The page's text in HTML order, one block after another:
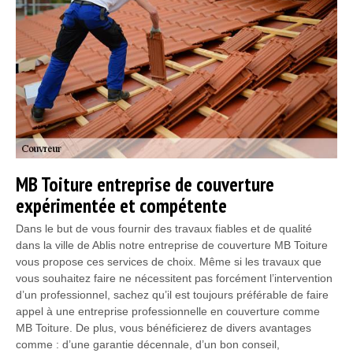
MB Toiture entreprise de couverture
expérimentée et compétente
Dans le but de vous fournir des travaux fiables et de qualité
dans la ville de Ablis notre entreprise de couverture MB Toiture
vous propose ces services de choix. Même si les travaux que
vous souhaitez faire ne nécessitent pas forcément l’intervention
d’un professionnel, sachez qu’il est toujours préférable de faire
appel à une entreprise professionnelle en couverture comme
MB Toiture. De plus, vous bénéficierez de divers avantages
comme : d’une garantie décennale, d’un bon conseil,